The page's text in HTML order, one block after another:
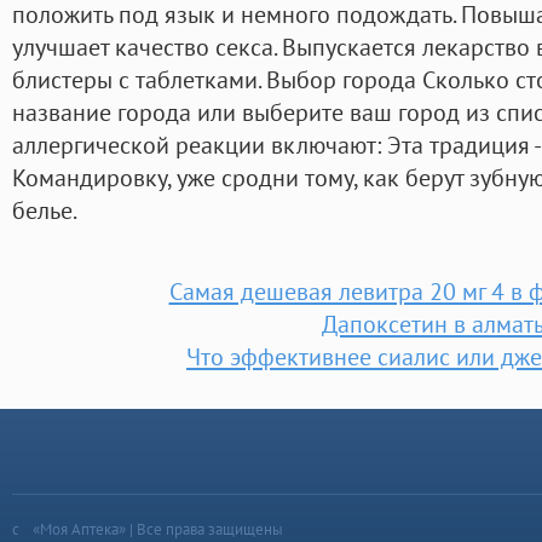
положить под язык и немного подождать.
улучшает качество секса. Выпускается
блистеры с таблетками. Выбор города Сколько
название города или выберите ваш город из
аллергической реакции включают: Эта традиция -
Командировку, уже сродни тому, как берут
белье.
Самая дешевая левитра 20 мг 4 в
Дапоксетин в
Что эффективнее сиалис или
«Моя Аптека» | Все права защищены